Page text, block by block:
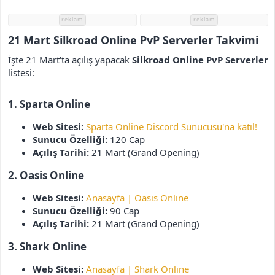
reklam reklam
21 Mart Silkroad Online PvP Serverler Takvimi
İşte 21 Mart'ta açılış yapacak Silkroad Online PvP Serverler
listesi:
1. Sparta Online
Web Sitesi: Sparta Online Discord Sunucusu'na katıl!
Sunucu Özelliği: 120 Cap
Açılış Tarihi: 21 Mart (Grand Opening)
2. Oasis Online
Web Sitesi: Anasayfa | Oasis Online
Sunucu Özelliği: 90 Cap
Açılış Tarihi: 21 Mart (Grand Opening)
3. Shark Online
Web Sitesi: Anasayfa | Shark Online